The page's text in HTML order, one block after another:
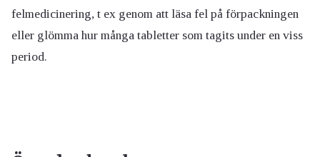
felmedicinering, t ex genom att läsa fel på förpackningen
eller glömma hur många tabletter som tagits under en viss
period.